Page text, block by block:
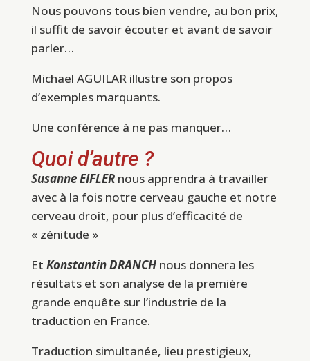
Nous pouvons tous bien vendre, au bon prix,
il suffit de savoir écouter et avant de savoir
parler…
Michael AGUILAR illustre son propos
d’exemples marquants.
Une conférence à ne pas manquer…
Quoi d’autre ?
Susanne EIFLER nous apprendra à travailler
avec à la fois notre cerveau gauche et notre
cerveau droit, pour plus d’efficacité de
« zénitude »
Et Konstantin DRANCH nous donnera les
résultats et son analyse de la première
grande enquête sur l’industrie de la
traduction en France.
Traduction simultanée, lieu prestigieux,